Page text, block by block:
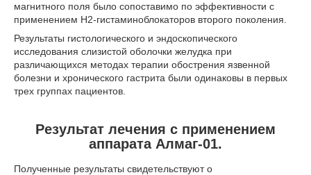
магнитного поля было сопоставимо по эффективности с
применением Н2-гистаминоблокаторов второго поко­ления.
Результаты гистологического и эндоскопического
исследования слизистой оболочки желудка при
различающихся методах терапии обострения язвенной
болезни и хронического гастрита были одинаковы в первых
трех группах пациентов.
Результат лечения с применением
аппарата Алмаг-01.
Полученные результаты свидетельствуют о